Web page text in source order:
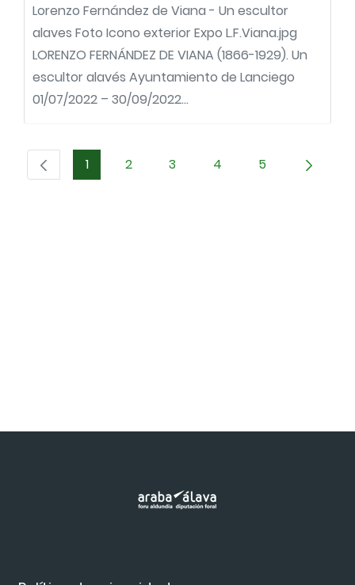
Lorenzo Fernández de Viana - Un escultor
alaves Foto Icono exterior Expo L.F.Viana.jpg
LORENZO FERNÁNDEZ DE VIANA (1866-1929). Un
escultor alavés Ayuntamiento de Lanciego
01/07/2022 – 30/09/2022...
Página
1 Página
2 Página
3 Página
4 Página
5